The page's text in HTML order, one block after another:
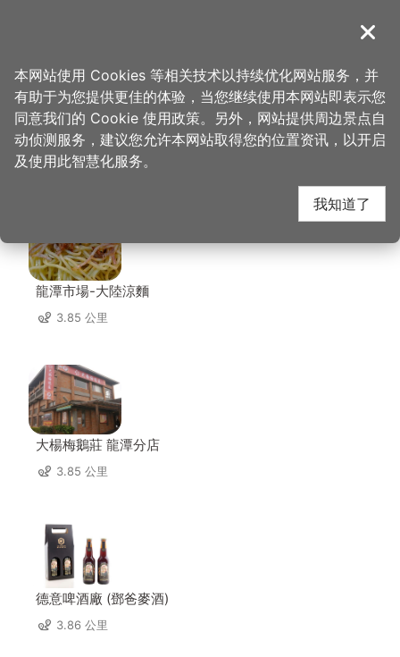
導覽
首页 > 想去的地方 > 美食、购物 > 荣庄鲟龙活鱼
荣庄鲟龙活鱼 周边店家
龍潭市場-大陸涼麵
3.85 公里
大楊梅鵝莊 龍潭分店
3.85 公里
德意啤酒廠 (鄧爸麥酒)
3.86 公里
关闭
本网站使用 Cookies 等相关技术以持续优化网站服务，并
有助于为您提供更佳的体验，当您继续使用本网站即表示您
同意我们的 Cookie 使用政策。另外，网站提供周边景点自
动侦测服务，建议您允许本网站取得您的位置资讯，以开启
及使用此智慧化服务。
我知道了